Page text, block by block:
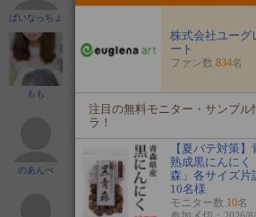
ぱいなっちょ
もも camassia 成 あ
のあんぺ しの ほっ のん
株式会社ユーグ
ート
ファン数 834名
注目の無料モニター・サンプル
ラ！
【夏バテ対策
熟成黒にんにく
森」各サイズ片
10名様
モニター数 10名